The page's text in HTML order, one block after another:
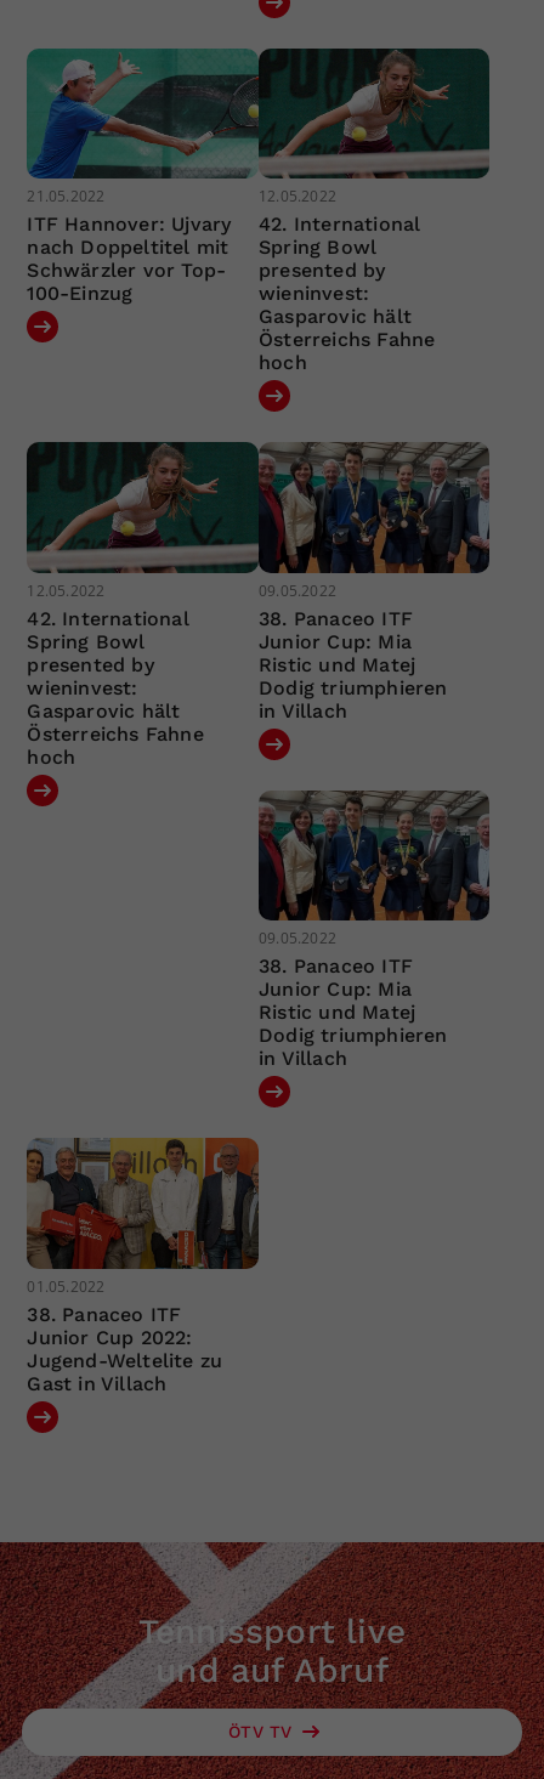
21.05.2022
ITF Hannover: Ujvary
nach Doppeltitel mit
Schwärzler vor Top-
100-Einzug
12.05.2022
42. International
Spring Bowl
presented by
wieninvest:
Gasparovic hält
Österreichs Fahne
hoch
12.05.2022
42. International
Spring Bowl
presented by
wieninvest:
Gasparovic hält
Österreichs Fahne
hoch
09.05.2022
38. Panaceo ITF
Junior Cup: Mia
Ristic und Matej
Dodig triumphieren
in Villach
09.05.2022
38. Panaceo ITF
Junior Cup: Mia
Ristic und Matej
Dodig triumphieren
in Villach
01.05.2022
38. Panaceo ITF
Junior Cup 2022:
Jugend-Weltelite zu
Gast in Villach
Tennissport live
und auf Abruf
ÖTV TV